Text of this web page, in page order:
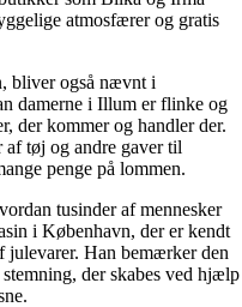
atmosfærer og gratis
bliver også nævnt i
damerne i Illum er flinke og
der kommer og handler der.
af tøj og andre gaver til
penge på lommen.
tusinder af mennesker
i København, der er kendt
Han bemærker den
der skabes ved hjælp